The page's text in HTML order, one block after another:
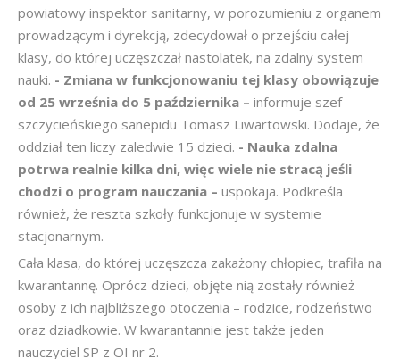
powiatowy inspektor sanitarny, w porozumieniu z organem
prowadzącym i dyrekcją, zdecydował o przejściu całej
klasy, do której uczęszczał nastolatek, na zdalny system
nauki. - Zmiana w funkcjonowaniu tej klasy obowiązuje
od 25 września do 5 października – informuje szef
szczycieńskiego sanepidu Tomasz Liwartowski. Dodaje, że
oddział ten liczy zaledwie 15 dzieci. - Nauka zdalna
potrwa realnie kilka dni, więc wiele nie stracą jeśli
chodzi o program nauczania – uspokaja. Podkreśla
również, że reszta szkoły funkcjonuje w systemie
stacjonarnym.
Cała klasa, do której uczęszcza zakażony chłopiec, trafiła na
kwarantannę. Oprócz dzieci, objęte nią zostały również
osoby z ich najbliższego otoczenia – rodzice, rodzeństwo
oraz dziadkowie. W kwarantannie jest także jeden
nauczyciel SP z OI nr 2.